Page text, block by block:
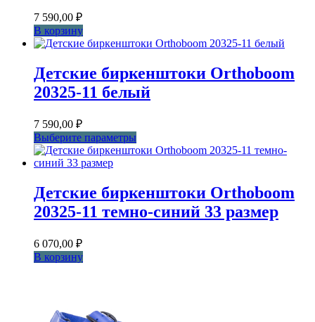
7 590,00 ₽
В корзину
Детские биркенштоки Orthoboom
20325-11 белый
7 590,00 ₽
Выберите параметры
товар
Опции
можно
Детские биркенштоки Orthoboom
20325-11 темно-синий 33 размер
6 070,00 ₽
В корзину